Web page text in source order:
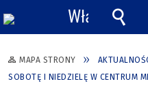
MAPA STRONY
SOBOTĘ I NIEDZIELĘ W CENTRUM
Włącz